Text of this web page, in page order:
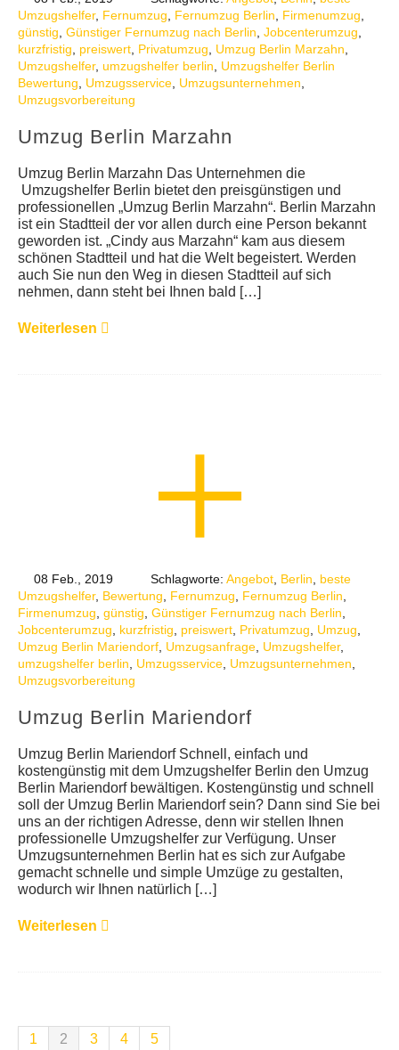
Umzugshelfer, Fernumzug Fernumzug Berlin Firmenumzug
günstig Günstiger Fernumzug nach Berlin Jobcenterumzug
kurzfristig
preiswert Privatumzug Umzug Berlin Marzahn
Umzugshelfer, umzugshelfer berlin
Umzugshelfer Berlin
Bewertung
Umzugsservice Umzugsunternehmen
Umzugsvorbereitung
Umzug Berlin Marzahn
Umzug Berlin Marzahn Das Unternehmen die
Umzugshelfer Berlin bietet den preisgünstigen und
professionellen „Umzug Berlin Marzahn“. Berlin Marzahn
ist ein Stadtteil der vor allen durch eine Person bekannt
geworden ist. „Cindy aus Marzahn“ kam aus diesem
schönen Stadtteil und hat die Welt begeistert. Werden
auch Sie nun den Weg in diesen Stadtteil auf sich
nehmen, dann steht bei Ihnen bald […]
Weiterlesen
08 Feb., 2019 Schlagworte: Angebot Berlin
beste
Umzugshelfer, Bewertung Fernumzug Fernumzug Berlin
Firmenumzug günstig Günstiger Fernumzug nach Berlin
Jobcenterumzug
kurzfristig preiswert Privatumzug Umzug
Umzug Berlin Mariendorf Umzugsanfrage Umzugshelfer,
umzugshelfer berlin
Umzugsservice Umzugsunternehmen
Umzugsvorbereitung
Umzug Berlin Mariendorf
Umzug Berlin Mariendorf Schnell, einfach und
kostengünstig mit dem Umzugshelfer Berlin den Umzug
Berlin Mariendorf bewältigen. Kostengünstig und schnell
soll der Umzug Berlin Mariendorf sein? Dann sind Sie bei
uns an der richtigen Adresse, denn wir stellen Ihnen
professionelle Umzugshelfer zur Verfügung. Unser
Umzugsunternehmen Berlin hat es sich zur Aufgabe
gemacht schnelle und simple Umzüge zu gestalten,
wodurch wir Ihnen natürlich […]
Weiterlesen
1 2 3 4 5